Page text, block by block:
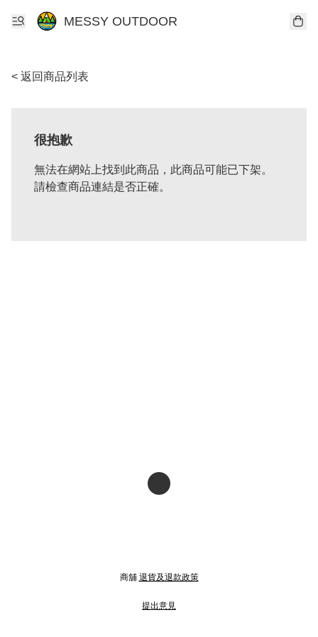
MESSY OUTDOOR
< 返回商品列表
很抱歉
無法在網站上找到此商品，此商品可能已下架。
請檢查商品連結是否正確。
商舖 退貨及退款政策
提出意見